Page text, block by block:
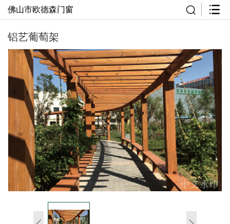
佛山市欧德森门窗
铝艺葡萄架